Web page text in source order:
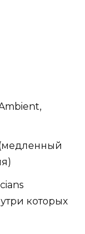
которых